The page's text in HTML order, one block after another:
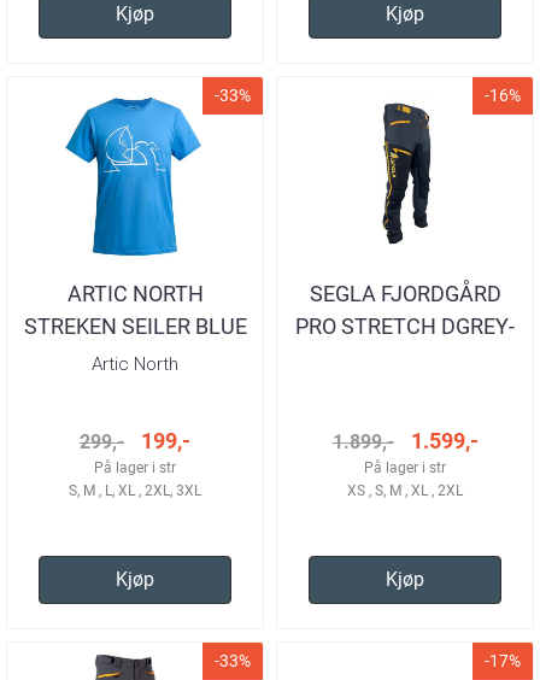
Kjøp Kjøp
-33%
ARTIC NORTH
STREKEN SEILER BLUE
T-SKJORTE HERRE
Artic North
299,- 199,-
På lager i str
S, M , L, XL , 2XL, 3XL
Kjøp
-16%
SEGLA FJORDGÅRD
PRO STRETCH DGREY-
1.899,- 1.599,-
På lager i str
XS , S, M , XL , 2XL
Kjøp
-33% -17%